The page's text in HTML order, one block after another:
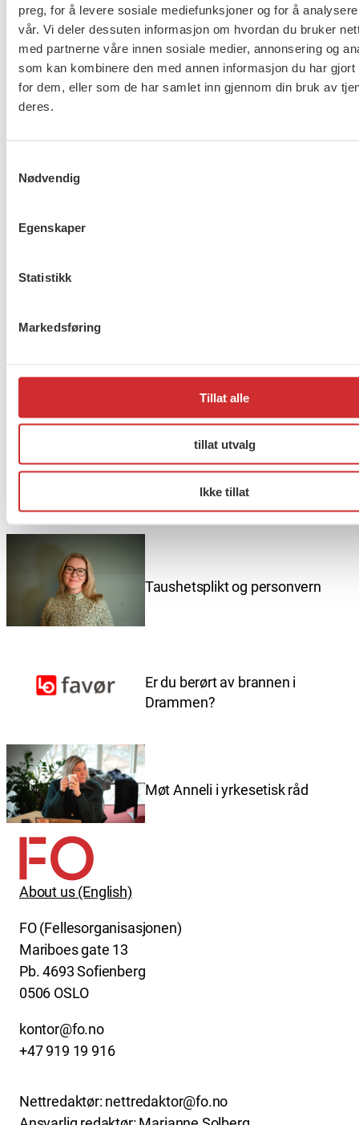
preg, for å levere sosiale mediefunksjoner og for å
vår. Vi deler dessuten informasjon om hvordan du bruker
med partnerne våre innen sosiale medier, annonsering og
som kan kombinere den med annen informasjon du har gjort
for dem, eller som de har samlet inn gjennom din bruk av
deres.
Nødvendig
Egenskaper
Statistikk
Markedsføring
Tillat alle
tillat utvalg
Ikke tillat
utfordringer her. Det er ikke for ingenting at vi har
bedt om hjelp fra riksmekleren, sa Aas på vei inn til
meklingen tirsdag.
Les mer:
Nå jobber partene for å unngå streik i staten
enige
Taushetsplikt og personvern
Er du berørt av brannen i
Drammen?
Møt Anneli i yrkesetisk råd
About us (English)
FO (Fellesorganisasjonen)
Mariboes gate 13
Pb. 4693 Sofienberg
0506 OSLO
kontor@fo.no
+47 919 19 916
Nettredaktør: nettredaktor@fo.no